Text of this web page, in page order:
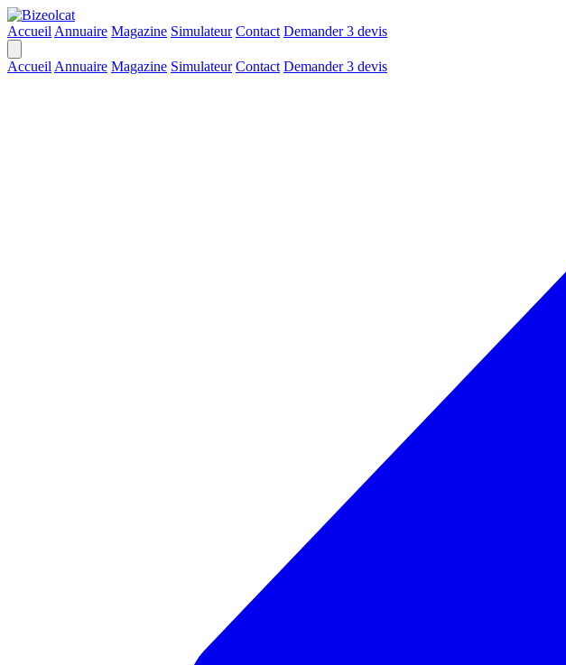
Accueil Annuaire Magazine Simulateur Contact Demander 3 devis
Accueil Annuaire Magazine Simulateur Contact Demander 3 devis